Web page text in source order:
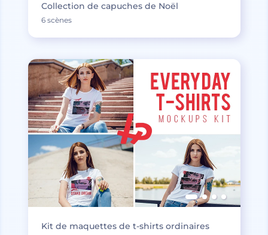
Collection de capuches de Noël
6 scènes
Kit de maquettes de t-shirts ordinaires